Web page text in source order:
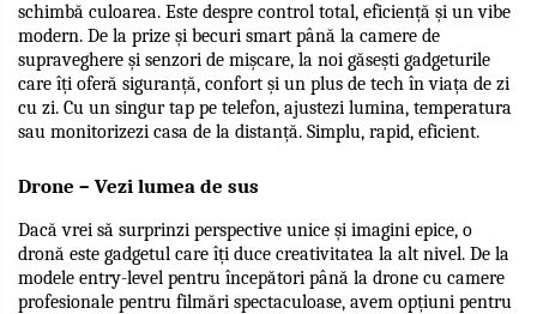
schimbă culoarea. Este despre control total, eficiență și un vibe
modern. De la prize și becuri smart până la camere de
supraveghere și senzori de mișcare, la noi găsești gadgeturile
care îți oferă siguranță, confort și un plus de tech în viața de zi
cu zi. Cu un singur tap pe telefon, ajustezi lumina, temperatura
sau monitorizezi casa de la distanță. Simplu, rapid, eficient.
Drone – Vezi lumea de sus
Dacă vrei să surprinzi perspective unice și imagini epice, o
dronă este gadgetul care îți duce creativitatea la alt nivel. De la
modele entry-level pentru începători până la drone cu camere
profesionale pentru filmări spectaculoase, avem opțiuni pentru